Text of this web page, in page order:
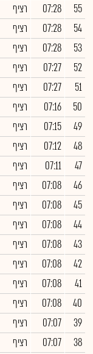
55
07:28 רציף
54
07:28 רציף
53
07:28 רציף
52
07:27 רציף
51
07:27 רציף
50
07:16 רציף
49
07:15 רציף
48
07:12 רציף
47
07:11 רציף
46
07:08 רציף
45
07:08 רציף
44
07:08 רציף
43
07:08 רציף
42
07:08 רציף
41
07:08 רציף
40
07:08 רציף
39
07:07 רציף
38
07:07 רציף